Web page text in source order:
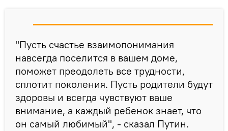
"Пусть счастье взаимопонимания
навсегда поселится в вашем доме,
поможет преодолеть все трудности,
сплотит поколения. Пусть родители будут
здоровы и всегда чувствуют ваше
внимание, а каждый ребенок знает, что
он самый любимый", - сказал Путин.